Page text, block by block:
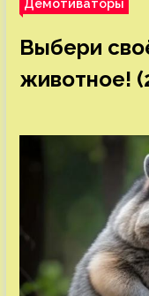
Демотиваторы
Выбери
животное!